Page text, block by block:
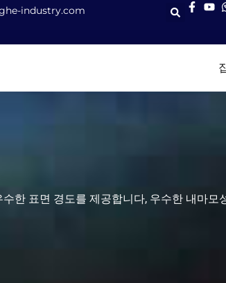
industry.com
한 표면 경도를 제공합니다, 우수한 내마